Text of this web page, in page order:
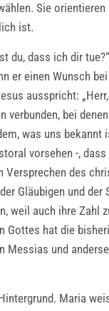
Sie
ist.
du, dass ich dir
er einen Wunsch
ausspricht:
bei
was uns
vorsehen -,
des
Gläubigen und
auch ihre
hat die
und
Maria